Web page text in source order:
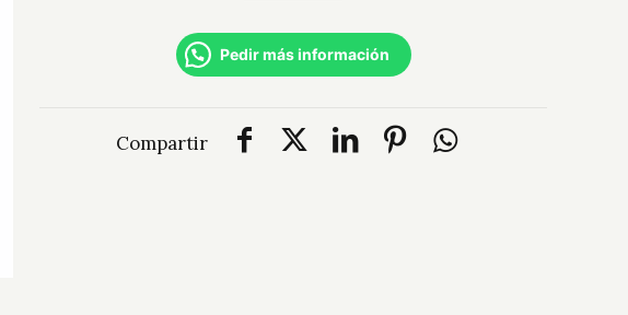
Pedir más información
Compartir